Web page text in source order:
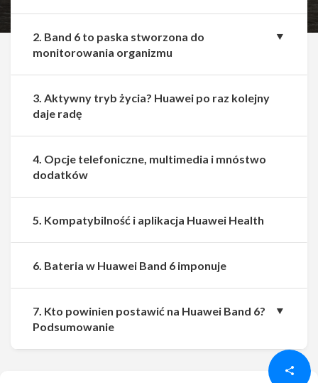
Udostępnij
2. Band 6 to paska stworzona do
monitorowania organizmu
3. Aktywny tryb życia? Huawei po raz kolejny
daje radę
4. Opcje telefoniczne, multimedia i mnóstwo
dodatków
5. Kompatybilność i aplikacja Huawei Health
6. Bateria w Huawei Band 6 imponuje
7. Kto powinien postawić na Huawei Band 6?
Podsumowanie